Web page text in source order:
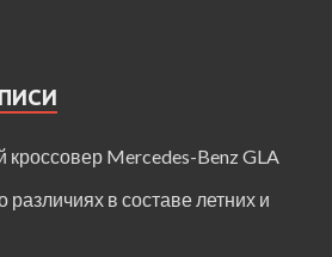
Mercedes-Benz GLA
различиях в составе летних и